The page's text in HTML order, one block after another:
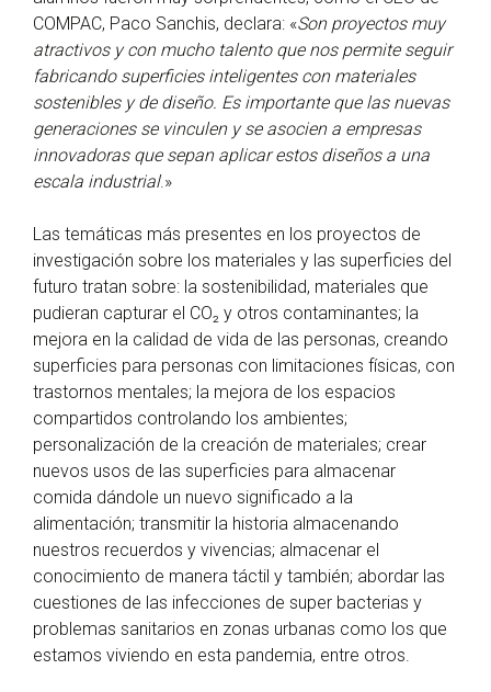
COMPAC, Paco Sanchis, declara: «Son proyectos muy
atractivos y con mucho talento que nos permite seguir
fabricando superficies inteligentes con materiales
sostenibles y de diseño. Es importante que las nuevas
generaciones se vinculen y se asocien a empresas
innovadoras que sepan aplicar estos diseños a una
escala industrial.»
Las temáticas más presentes en los proyectos de
investigación sobre los materiales y las superficies del
futuro tratan sobre: la sostenibilidad, materiales que
pudieran capturar el CO₂ y otros contaminantes; la
mejora en la calidad de vida de las personas, creando
superficies para personas con limitaciones físicas, con
trastornos mentales; la mejora de los espacios
compartidos controlando los ambientes;
personalización de la creación de materiales; crear
nuevos usos de las superficies para almacenar
comida dándole un nuevo significado a la
alimentación; transmitir la historia almacenando
nuestros recuerdos y vivencias; almacenar el
conocimiento de manera táctil y también; abordar las
cuestiones de las infecciones de super bacterias y
problemas sanitarios en zonas urbanas como los que
estamos viviendo en esta pandemia, entre otros.